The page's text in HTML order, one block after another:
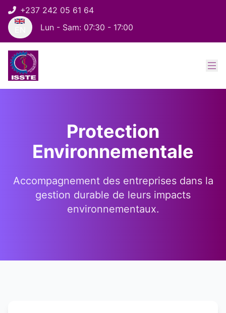
+237 242 05 61 64
Lun - Sam: 07:30 - 17:00
Protection
Environnementale
Accompagnement des entreprises dans la
gestion durable de leurs impacts
environnementaux.